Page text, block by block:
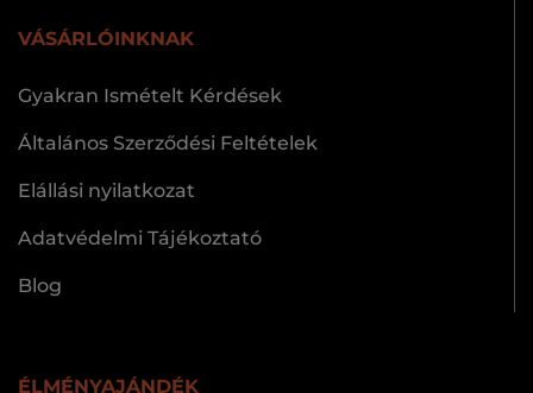
VÁSÁRLÓINKNAK
Gyakran Ismételt Kérdések
Általános Szerződési Feltételek
Elállási nyilatkozat
Adatvédelmi Tájékoztató
Blog
ÉLMÉNYAJÁNDÉK